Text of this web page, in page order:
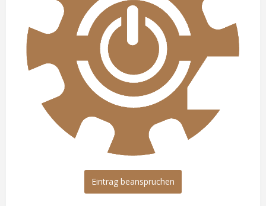
Eintrag beanspruchen